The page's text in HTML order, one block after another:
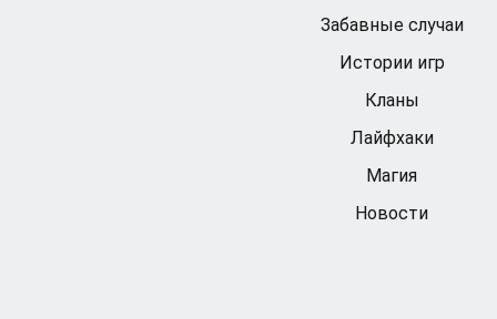
Забавные случаи
Истории игр
Кланы
Лайфхаки
Магия
Новости